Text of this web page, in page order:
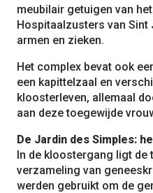
meubilair getuigen van
Hospitaalzusters van
armen en zieken.
Het complex bevat ook
een kapittelzaal en
kloosterleven, allemaal
aan deze toegewijde
De Jardin des Simples:
In de kloostergang ligt de
verzameling van
werden gebruikt om de